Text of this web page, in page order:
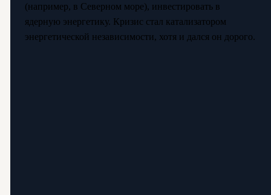
(например, в Северном море), инвестировать в
ядерную энергетику. Кризис стал катализатором
энергетической независимости, хотя и дался он дорого.